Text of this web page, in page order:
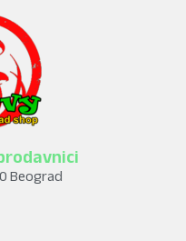
Beograd